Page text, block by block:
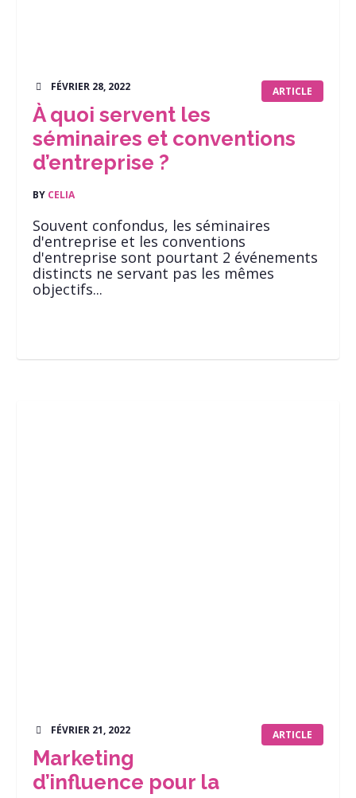
ARTICLE
FÉVRIER 28, 2022
À quoi servent les
séminaires et conventions
d’entreprise ?
BY CELIA
Souvent confondus, les séminaires
d'entreprise et les conventions
d'entreprise sont pourtant 2 événements
distincts ne servant pas les mêmes
objectifs...
ARTICLE
FÉVRIER 21, 2022
Marketing
d’influence pour la